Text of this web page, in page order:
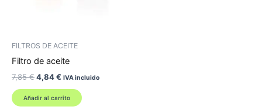
FILTROS DE ACEITE
Filtro de aceite
7,85€El
original
era:
4,84€ El
actual
es:
IVA incluido
Añadir al carrito